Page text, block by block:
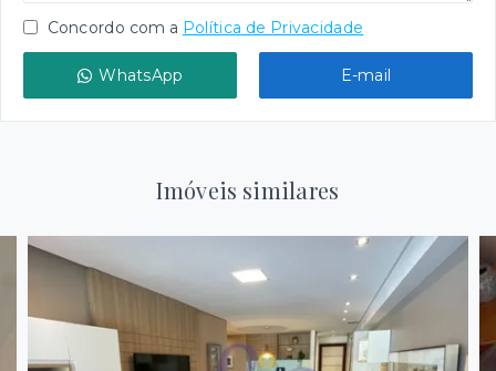
Concordo com a Política de Privacidade
WhatsApp E-mail
Imóveis similares